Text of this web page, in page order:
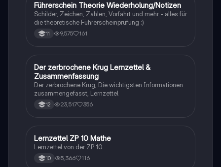
Lerntipps
Führerschein Theorie Wiederholung/Notizen
Schilder, Zeichen, Zahlen, Vorfahrt und mehr - alles für
die theoretische Führerscheinprüfung :)
11 9,575 161
Deutsch
Der zerbrochene Krug Lernzettel &
Zusammenfassung
Der zerbrochene Krug, Die wichtigsten Informationen
zusammengefasst, Lernzettel
12 23,517 356
Mathe
Lernzettel ZP 10 Mathe
Lernzettel von der ZP 10
10 5,366 116